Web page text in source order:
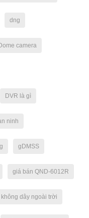
dng
camera
DVR là gì
ninh
gDMSS
giá bán QND-6012R
dây ngoài trời